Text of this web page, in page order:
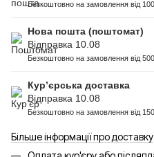
Безкоштовно на замовлення від
Нова пошта (поштомат)
Відправка 10.08
Безкоштовно на замовлення від
Кур’єрська доставка
Відправка 10.08
Безкоштовно на замовлення від
Більше інформації про доставку